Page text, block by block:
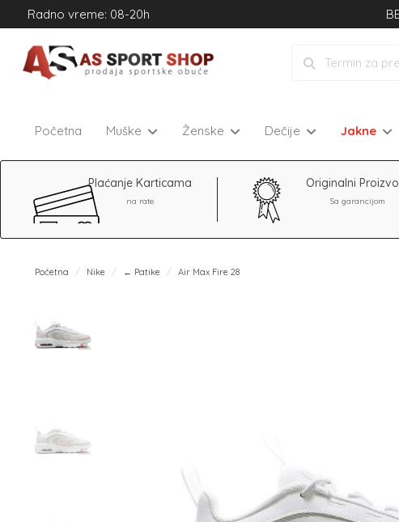
Radno vreme: 08-20h
Početna Muške Ženske Dečije Jakne
Plaćanje Karticama
na rate
Originalni
Sa garancijom
Početna Nike ← Patike Air Max Fire 28